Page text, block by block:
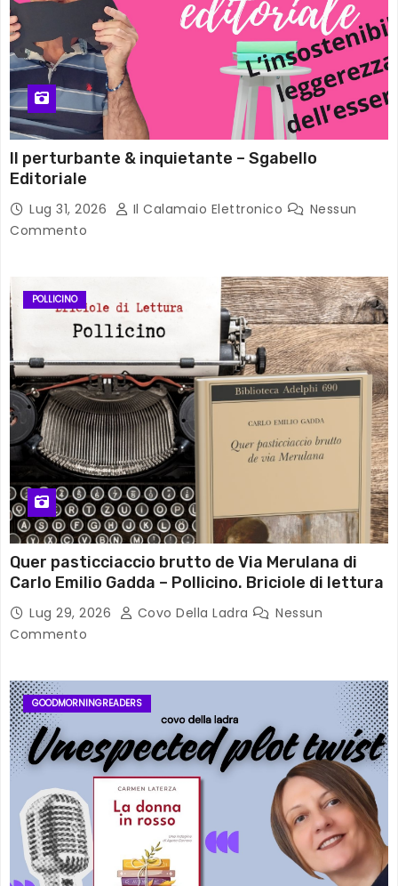
Il perturbante & inquietante – Sgabello
Editoriale
Lug 31, 2026 Il Calamaio Elettronico
Nessun
Commento
POLLICINO
Quer pasticciaccio brutto de Via Merulana di
Carlo Emilio Gadda – Pollicino. Briciole di lettura
Lug 29, 2026 Covo Della Ladra
Nessun
Commento
GOODMORNINGREADERS